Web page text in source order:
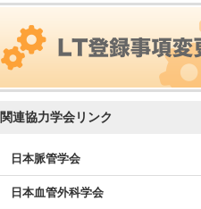
関連協力学会リンク
日本脈管学会
日本血管外科学会